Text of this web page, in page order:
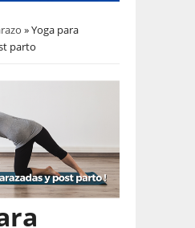
»Yoga para
parto